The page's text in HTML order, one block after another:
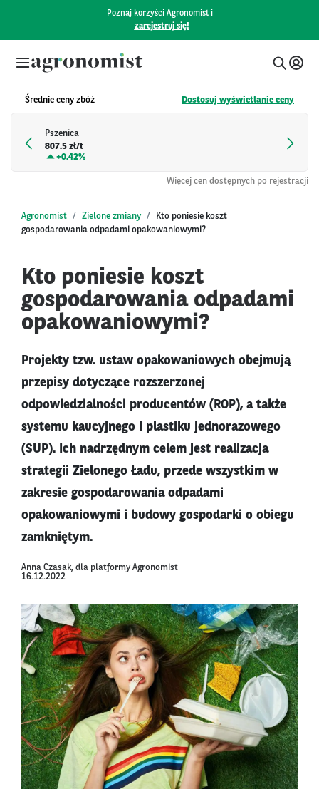
Poznaj korzyści Agronomist i
zarejestruj się!
Średnie ceny zbóż Dostosuj wyświetlanie ceny
Pszenica
807.5 zł/t
+0.42%
Więcej cen dostępnych po rejestracji
Agronomist Zielone zmiany
Kto poniesie koszt
gospodarowania odpadami opakowaniowymi?
Kto poniesie koszt
gospodarowania odpadami
opakowaniowymi?
Projekty tzw. ustaw opakowaniowych obejmują
przepisy dotyczące rozszerzonej
odpowiedzialności producentów (ROP), a także
systemu kaucyjnego i plastiku jednorazowego
(SUP). Ich nadrzędnym celem jest realizacja
strategii Zielonego Ładu, przede wszystkim w
zakresie gospodarowania odpadami
opakowaniowymi i budowy gospodarki o obiegu
zamkniętym.
Anna Czasak, dla platformy Agronomist
16.12.2022